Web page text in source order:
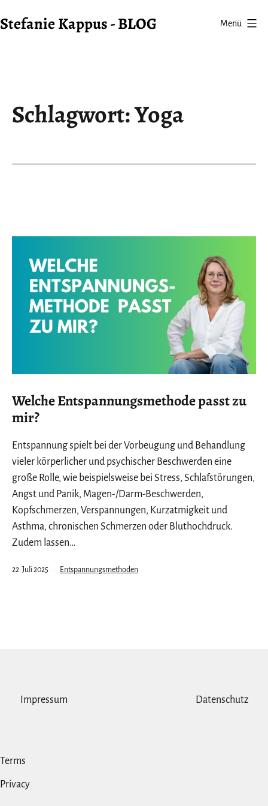
Inhalt
Stefanie Kappus - BLOG Menü
Schlagwort:Yoga
Welche Entspannungsmethode passt zu
mir?
Entspannung spielt bei der Vorbeugung und Behandlung
vieler körperlicher und psychischer Beschwerden eine
große Rolle, wie beispielsweise bei Stress, Schlafstörungen,
Angst und Panik, Magen-/Darm-Beschwerden,
Kopfschmerzen, Verspannungen, Kurzatmigkeit und
Asthma, chronischen Schmerzen oder Bluthochdruck.
Zudem lassen…
Veröffentlicht
22. Juli 2025
Kategorisiert
Entspannungsmethoden
Impressum Datenschutz
Terms
Privacy